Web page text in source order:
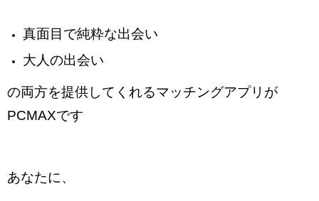
真面目で純粋な出会い
大人の出会い
の両方を提供してくれるマッチングアプリが
PCMAXです
あなたに、